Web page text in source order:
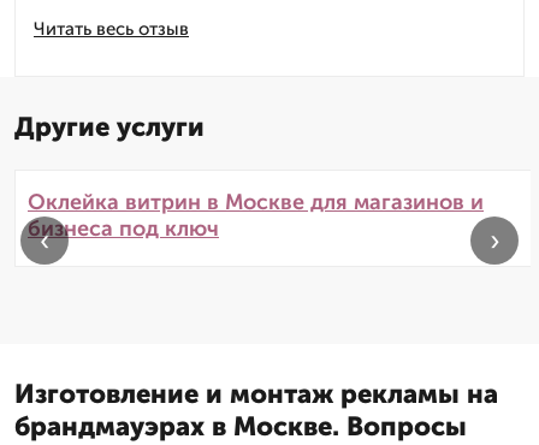
Читать весь отзыв
Другие услуги
Оклейка витрин в Москве для магазинов и
бизнеса под ключ
‹ ›
Изготовление и монтаж рекламы на
брандмауэрах в Москве. Вопросы